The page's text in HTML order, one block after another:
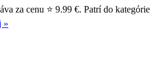
za cenu ⭐ 9.99 €. Patrí do kategórie
»